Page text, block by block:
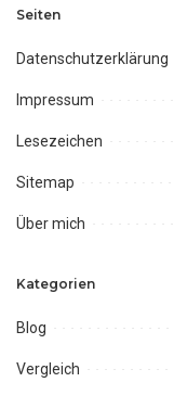
Seiten
Datenschutzerklärung
Impressum
Lesezeichen
Sitemap
Über mich
Kategorien
Blog
Vergleich